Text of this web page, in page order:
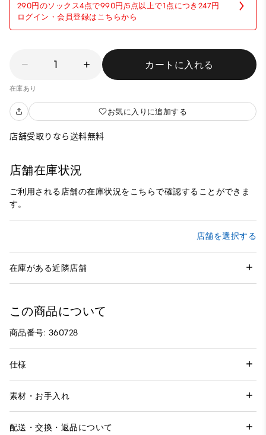
290円のソックス4点で990円/5点以上で1点につき247円
ログイン・会員登録はこちらから
1 カートに入れる
在庫あり
お気に入りに追加する
店舗受取りなら送料無料
店舗在庫状況
ご利用される店舗の在庫状況をこちらで確認することができま
す。
店舗を選択する
在庫がある近隣店舗
この商品について
商品番号: 360728
仕様
素材・お手入れ
配送・交換・返品について